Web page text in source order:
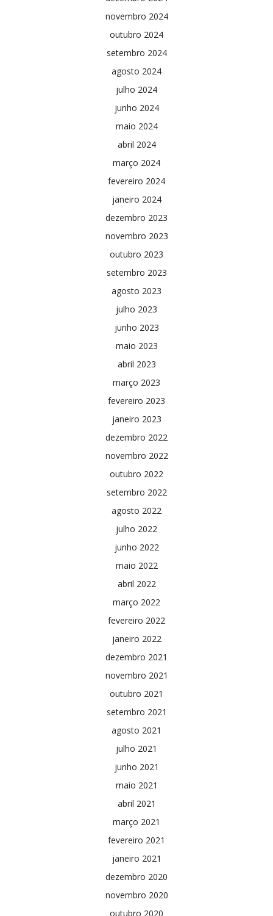
novembro 2024
outubro 2024
setembro 2024
agosto 2024
julho 2024
junho 2024
maio 2024
abril 2024
março 2024
fevereiro 2024
janeiro 2024
dezembro 2023
novembro 2023
outubro 2023
setembro 2023
agosto 2023
julho 2023
junho 2023
maio 2023
abril 2023
março 2023
fevereiro 2023
janeiro 2023
dezembro 2022
novembro 2022
outubro 2022
setembro 2022
agosto 2022
julho 2022
junho 2022
maio 2022
abril 2022
março 2022
fevereiro 2022
janeiro 2022
dezembro 2021
novembro 2021
outubro 2021
setembro 2021
agosto 2021
julho 2021
junho 2021
maio 2021
abril 2021
março 2021
fevereiro 2021
janeiro 2021
dezembro 2020
novembro 2020
outubro 2020